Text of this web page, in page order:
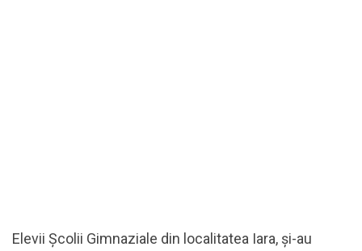
Elevii Școlii Gimnaziale din localitatea Iara, și-au